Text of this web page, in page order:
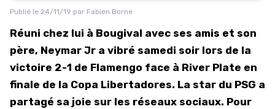
Publié le 24/11/19 par Fabien Borne
Réuni chez lui à Bougival avec ses amis et son
père, Neymar Jr a vibré samedi soir lors de la
victoire 2-1 de Flamengo face à River Plate en
finale de la Copa Libertadores. La star du PSG a
partagé sa joie sur les réseaux sociaux. Pour